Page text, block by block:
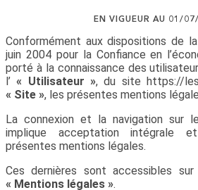
EN VIGUEUR AU 01/
Conformément aux dispositions de
juin 2004 pour la Confiance en
porté à la connaissance des
l’« Utilisateur », du site https://
« Site », les présentes mentions
La connexion et la navigation sur
implique acceptation intégrale
présentes mentions légales.
Ces dernières sont accessibles
« Mentions légales ».